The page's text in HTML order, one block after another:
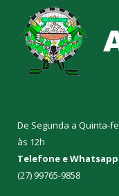
De Segunda a Quinta-
às 12h
Telefone e
(27) 99765-9858